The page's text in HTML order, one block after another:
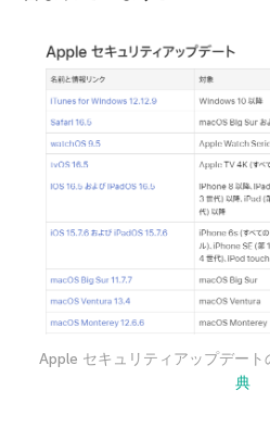
Apple セキュリティアップデート
典